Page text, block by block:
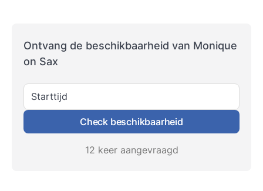
Ontvang de beschikbaarheid van Monique
on Sax
Starttijd
Check beschikbaarheid
12 keer aangevraagd